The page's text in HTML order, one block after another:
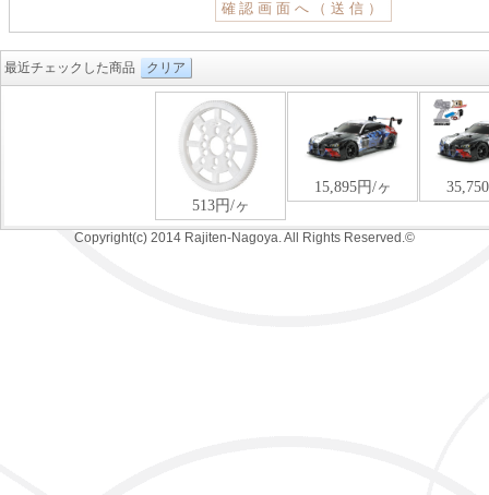
最近チェックした商品 クリア
Copyright(c) 2014 Rajiten-Nagoya. All Rights Reserved.©